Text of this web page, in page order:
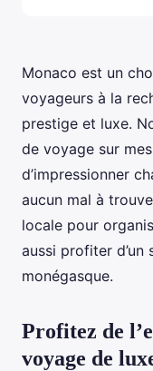
Monaco est un
voyageurs à la
prestige et luxe.
de voyage sur
d’impressionner
aucun mal à
locale pour
aussi profiter
monégasque.
Profitez de
voyage de